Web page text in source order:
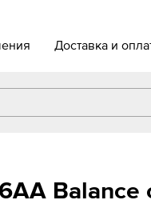
Доставка и
Balance